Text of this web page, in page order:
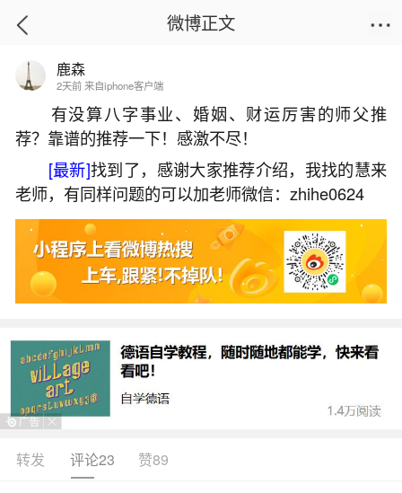
首页
驳婚煞对婚姻有哪些影响？
2026-07-09 18:31:56 10 1 赞
生活中像驳婚煞对婚姻有哪些影响？都是很常
见的问题，但是小问题不注意可能会引起大麻烦，
下面就这个问题给大家做一些解读：
1、婚姻不顺——命理驳婚煞
命理中的驳婚煞主要指婚姻存在障碍，若不化
解可能导致恋爱不顺、婚姻难定，甚至长期单身，
但可通过特定方法尝试破除。具体分析如下：驳婚
微博正文
鹿森
2天前 来自iphone客户端
有没算八字事业、婚姻、财运厉害的师父推
荐？靠谱的推荐一下！感激不尽！
[最新]找到了，感谢大家推荐介绍，我找的慧来
老师，有同样问题的可以加老师微信：zhihe0624
转发 评论23 赞89